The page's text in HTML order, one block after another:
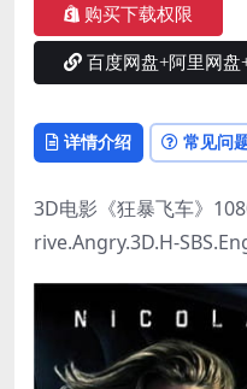
购买下载权限
百度网盘+阿里网盘
详情介绍 常见问
3D电影《狂暴飞车》
rive.Angry.3D.H-